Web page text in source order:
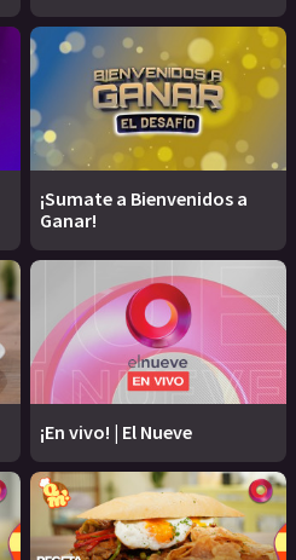
¡Sumate a Bienvenidos a
Ganar!
¡En vivo! | El Nueve